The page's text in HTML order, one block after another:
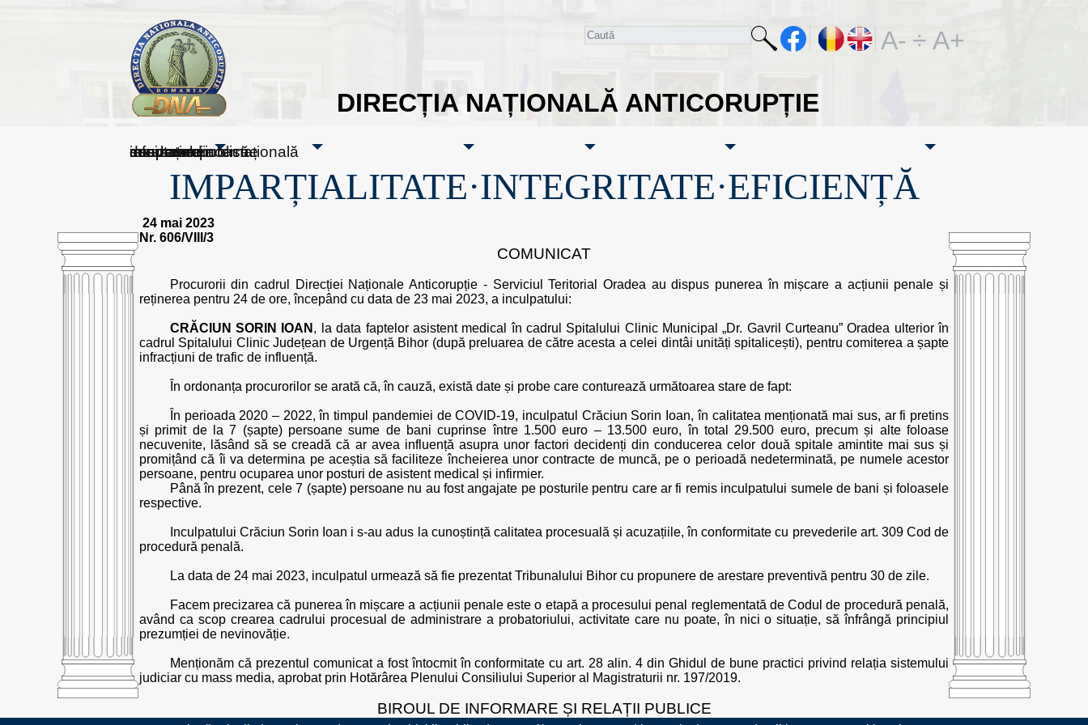
DIRECȚIA NAȚIONALĂ ANTICORUPȚIE
A- ÷ A+
sesizați-ne
despre noi
rezultatele noastre
mass media
informare publică
cooperare internațională
IMPARȚIALITATE·INTEGRITATE·EFICIENȚĂ
24 mai 2023
Nr. 606/VIII/3
COMUNICAT
Procurorii din cadrul Direcției Naționale Anticorupție - Serviciul Teritorial Oradea au dispus punerea în mișcare a acțiunii penale și
reținerea pentru 24 de ore, începând cu data de 23 mai 2023, a inculpatului:
CRĂCIUN SORIN IOAN , la data faptelor asistent medical în cadrul Spitalului Clinic Municipal „Dr. Gavril Curteanu” Oradea ulterior în
cadrul Spitalului Clinic Județean de Urgență Bihor (după preluarea de către acesta a celei dintâi unități spitalicești), pentru comiterea a șapte
infracțiuni de trafic de influență.
În ordonanța procurorilor se arată că, în cauză, există date și probe care conturează următoarea stare de fapt:
În perioada 2020 – 2022, în timpul pandemiei de COVID-19, inculpatul Crăciun Sorin Ioan, în calitatea menționată mai sus, ar fi pretins
și primit de la 7 (șapte) persoane sume de bani cuprinse între 1.500 euro – 13.500 euro, în total 29.500 euro, precum și alte foloase
necuvenite, lăsând să se creadă că ar avea influență asupra unor factori decidenți din conducerea celor două spitale amintite mai sus și
promițând că îi va determina pe aceștia să faciliteze încheierea unor contracte de muncă, pe o perioadă nedeterminată, pe numele acestor
persoane, pentru ocuparea unor posturi de asistent medical și infirmier.
Până în prezent, cele 7 (șapte) persoane nu au fost angajate pe posturile pentru care ar fi remis inculpatului sumele de bani și foloasele
respective.
Inculpatului Crăciun Sorin Ioan i s-au adus la cunoștință calitatea procesuală și acuzațiile, în conformitate cu prevederile art. 309 Cod de
procedură penală.
La data de 24 mai 2023, inculpatul urmează să fie prezentat Tribunalului Bihor cu propunere de arestare preventivă pentru 30 de zile.
Facem precizarea că punerea în mișcare a acțiunii penale este o etapă a procesului penal reglementată de Codul de procedură penală,
având ca scop crearea cadrului procesual de administrare a probatoriului, activitate care nu poate, în nici o situație, să înfrângă principiul
prezumției de nevinovăție.
Menționăm că prezentul comunicat a fost întocmit în conformitate cu art. 28 alin. 4 din Ghidul de bune practici privind relația sistemului
judiciar cu mass media, aprobat prin Hotărârea Plenului Consiliului Superior al Magistraturii nr. 197/2019.
BIROUL DE INFORMARE ȘI RELAȚII PUBLICE